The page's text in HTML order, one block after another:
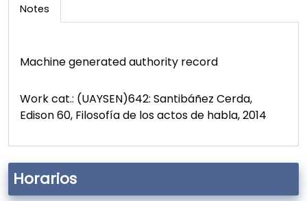
Horarios
Notes
Machine generated authority record
Work cat.: (UAYSEN)642: Santibáñez Cerda,
Edison 60, Filosofía de los actos de habla, 2014